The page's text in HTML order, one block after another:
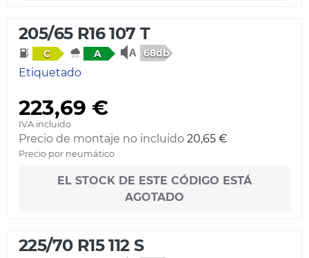
205/65 R16 107 T
C A 68db
Etiquetado
223,69 €
IVA incluido
Precio de montaje no incluido 20,65 €
Precio por neumático
EL STOCK DE ESTE CÓDIGO ESTÁ
AGOTADO
225/70 R15 112 S